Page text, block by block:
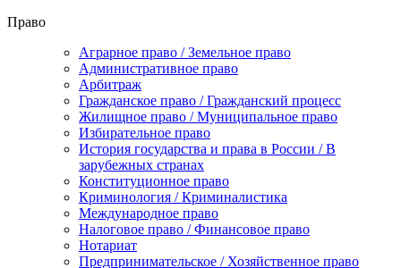
Право
Аграрное право / Земельное право
Административное право
Арбитраж
Гражданское право / Гражданский процесс
Жилищное право / Муниципальное право
Избирательное право
История государства и права в России / В
зарубежных странах
Конституционное право
Криминология / Криминалистика
Международное право
Налоговое право / Финансовое право
Нотариат
Предпринимательское / Хозяйственное право